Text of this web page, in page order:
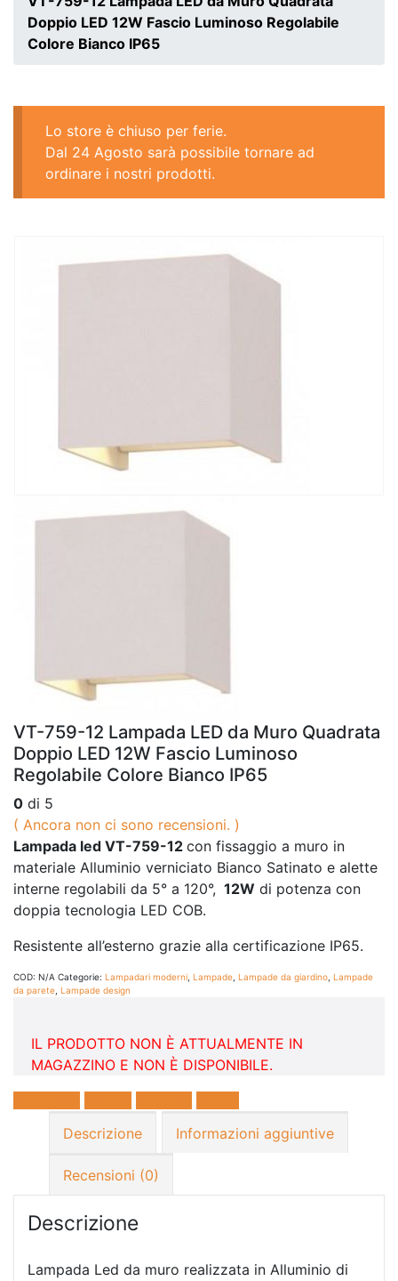
Doppio LED 12W Fascio Luminoso Regolabile
Colore Bianco IP65
Lo store è chiuso per ferie.
Dal 24 Agosto sarà possibile tornare ad
ordinare i nostri prodotti.
VT-759-12 Lampada LED da Muro Quadrata
Doppio LED 12W Fascio Luminoso
Regolabile Colore Bianco IP65
0 di 5
( Ancora non ci sono recensioni. )
Lampada led VT-759-12 con fissaggio a muro in
materiale Alluminio verniciato Bianco Satinato e alette
interne regolabili da 5° a 120°, 12W di potenza con
doppia tecnologia LED COB.
Resistente all’esterno grazie alla certificazione IP65.
COD: N/A Categorie: Lampadari moderni Lampade Lampade da giardino Lampade
da parete Lampade design
IL PRODOTTO NON È ATTUALMENTE IN
MAGAZZINO E NON È DISPONIBILE.
Descrizione
Informazioni aggiuntive
Recensioni (0)
Descrizione
Lampada Led da muro realizzata in Alluminio di